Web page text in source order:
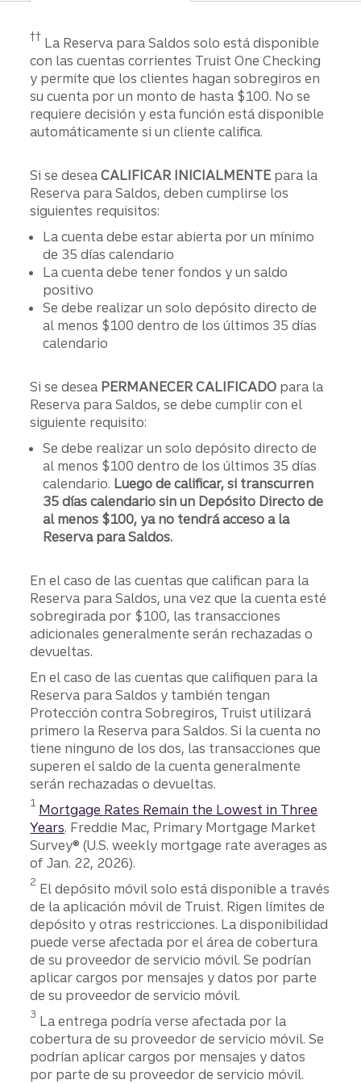
†† La Reserva para Saldos solo está disponible
con las cuentas corrientes Truist One Checking
y permite que los clientes hagan sobregiros en
su cuenta por un monto de hasta $100. No se
requiere decisión y esta función está disponible
automáticamente si un cliente califica.
Si se deseaCALIFICAR INICIALMENTE para la
Reserva para Saldos, deben cumplirse los
siguientes requisitos:
La cuenta debe estar abierta por un mínimo
de 35 días calendario
La cuenta debe tener fondos y un saldo
positivo
Se debe realizar un solo depósito directo de
al menos $100 dentro de los últimos 35 días
calendario
Si se desea PERMANECER CALIFICADO para la
Reserva para Saldos, se debe cumplir con el
siguiente requisito:
Se debe realizar un solo depósito directo de
al menos $100 dentro de los últimos 35 días
calendario. Luego de calificar, si transcurren
35 días calendario sin un Depósito Directo de
al menos $100, ya no tendrá acceso a la
Reserva para Saldos.
En el caso de las cuentas que califican para la
Reserva para Saldos, una vez que la cuenta esté
sobregirada por $100, las transacciones
adicionales generalmente serán rechazadas o
devueltas.
En el caso de las cuentas que califiquen para la
Reserva para Saldos y también tengan
Protección contra Sobregiros, Truist utilizará
primero la Reserva para Saldos. Si la cuenta no
tiene ninguno de los dos, las transacciones que
superen el saldo de la cuenta generalmente
serán rechazadas o devueltas.
Divulgación
1 Mortgage Rates Remain the Lowest in Three
Years. Freddie Mac, Primary Mortgage Market
Survey® (U.S. weekly mortgage rate averages as
of Jan. 22, 2026).
Divulgación
2 El depósito móvil solo está disponible a través
de la aplicación móvil de Truist. Rigen límites de
depósito y otras restricciones. La disponibilidad
puede verse afectada por el área de cobertura
de su proveedor de servicio móvil. Se podrían
aplicar cargos por mensajes y datos por parte
de su proveedor de servicio móvil.
Divulgación
3 La entrega podría verse afectada por la
cobertura de su proveedor de servicio móvil. Se
podrían aplicar cargos por mensajes y datos
por parte de su proveedor de servicio móvil.